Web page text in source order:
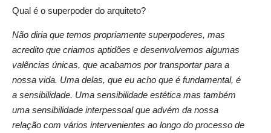
Qual é o superpoder do arquiteto?
Não diria que temos propriamente superpoderes, mas
acredito que criamos aptidões e desenvolvemos algumas
valências únicas, que acabamos por transportar para a
nossa vida. Uma delas, que eu acho que é fundamental, é
a sensibilidade. Uma sensibilidade estética mas também
uma sensibilidade interpessoal que advém da nossa
relação com vários intervenientes ao longo do processo de